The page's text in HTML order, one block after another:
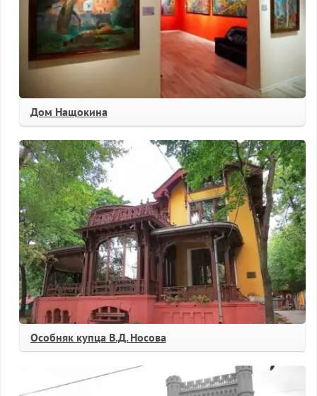
Дом Нащокина
Особняк купца В.Д. Носова